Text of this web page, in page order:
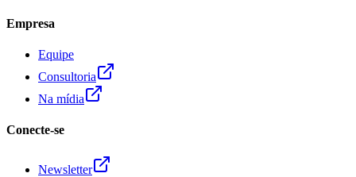
Empresa
Equipe
Consultoria
Na mídia
Conecte-se
Newsletter